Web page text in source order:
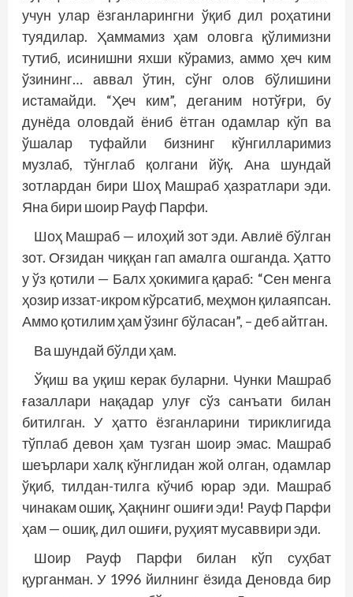
учун улар ёзганларингни ўқиб дил роҳатини
туядилар. Ҳаммамиз ҳам оловга қўлимизни
тутиб, исинишни яхши кўрамиз, аммо ҳеч ким
ўзининг… аввал ўтин, сўнг олов бўлишини
истамайди. “Ҳеч ким”, деганим нотўғри, бу
дунёда оловдай ёниб ётган одамлар кўп ва
ўшалар туфайли бизнинг кўнгилларимиз
музлаб, тўнглаб қолгани йўқ. Ана шундай
зотлардан бири Шоҳ Машраб ҳазратлари эди.
Яна бири шоир Рауф Парфи.
Шоҳ Машраб — илоҳий зот эди. Авлиё бўлган
зот. Оғзидан чиққан гап амалга ошганда. Ҳатто
у ўз қотили — Балх ҳокимига қараб: “Сен менга
ҳозир иззат-икром кўрсатиб, меҳмон қилаяпсан.
Аммо қотилим ҳам ўзинг бўласан”, – деб айтган.
Ва шундай бўлди ҳам.
Ўқиш ва уқиш керак буларни. Чунки Машраб
ғазаллари нақадар улуғ сўз санъати билан
битилган. У ҳатто ёзганларини тириклигида
тўплаб девон ҳам тузган шоир эмас. Машраб
шеърлари халқ кўнглидан жой олган, одамлар
ўқиб, тилдан-тилга кўчиб юрар эди. Машраб
чинакам ошиқ, Ҳақнинг ошиғи эди! Рауф Парфи
ҳам — ошиқ, дил ошиғи, руҳият мусаввири эди.
Шоир Рауф Парфи билан кўп суҳбат
қурганман. У 1996 йилнинг ёзида Деновда бир